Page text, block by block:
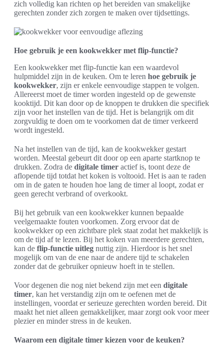
zich volledig kan richten op het bereiden van smakelijke
gerechten zonder zich zorgen te maken over tijdsettings.
Hoe gebruik je een kookwekker met flip-functie?
Een kookwekker met flip-functie kan een waardevol
hulpmiddel zijn in de keuken. Om te leren hoe gebruik je
kookwekker, zijn er enkele eenvoudige stappen te volgen.
Allereerst moet de timer worden ingesteld op de gewenste
kooktijd. Dit kan door op de knoppen te drukken die specifiek
zijn voor het instellen van de tijd. Het is belangrijk om dit
zorgvuldig te doen om te voorkomen dat de timer verkeerd
wordt ingesteld.
Na het instellen van de tijd, kan de kookwekker gestart
worden. Meestal gebeurt dit door op een aparte startknop te
drukken. Zodra de digitale timer actief is, toont deze de
aflopende tijd totdat het koken is voltooid. Het is aan te raden
om in de gaten te houden hoe lang de timer al loopt, zodat er
geen gerecht verbrand of overkookt.
Bij het gebruik van een kookwekker kunnen bepaalde
veelgemaakte fouten voorkomen. Zorg ervoor dat de
kookwekker op een zichtbare plek staat zodat het makkelijk is
om de tijd af te lezen. Bij het koken van meerdere gerechten,
kan de flip-functie uitleg nuttig zijn. Hierdoor is het snel
mogelijk om van de ene naar de andere tijd te schakelen
zonder dat de gebruiker opnieuw hoeft in te stellen.
Voor degenen die nog niet bekend zijn met een digitale
timer, kan het verstandig zijn om te oefenen met de
instellingen, voordat er serieuze gerechten worden bereid. Dit
maakt het niet alleen gemakkelijker, maar zorgt ook voor meer
plezier en minder stress in de keuken.
Waarom een digitale timer kiezen voor de keuken?